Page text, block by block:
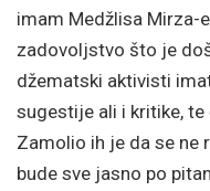
imam Medžlisa Mirza-
zadovoljstvo što je
džematski aktivisti
sugestije ali i kritike, te
Zamolio ih je da se ne
bude sve jasno po